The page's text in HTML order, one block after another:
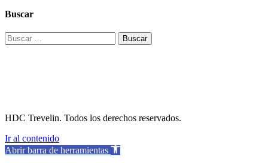
Buscar
Buscar:
HDC Trevelin. Todos los derechos reservados.
Ir al contenido
Abrir barra de herramientas